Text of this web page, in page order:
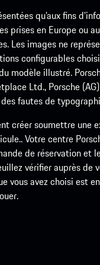
qu’aux fins
prises en Europe ou
Les images ne
configurables
modèle illustré.
Ltd., Porsche
fautes de
créer soumettre une
Votre centre
de réservation et
vérifier auprès de
vous avez choisi est